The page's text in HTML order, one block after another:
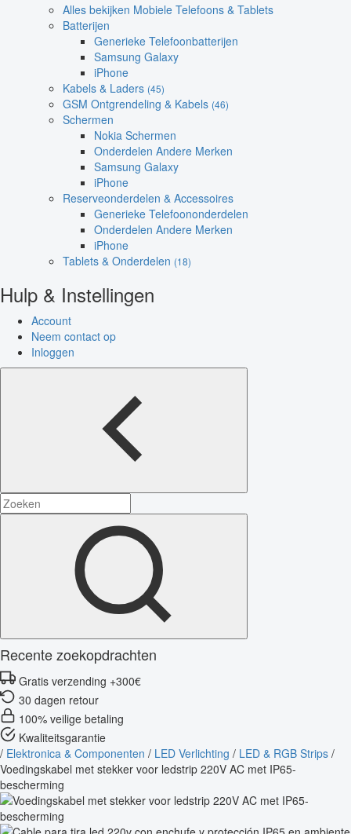
Alles bekijken Mobiele Telefoons & Tablets
Batterijen
Generieke Telefoonbatterijen
Samsung Galaxy
iPhone
Kabels & Laders (45)
GSM Ontgrendeling & Kabels (46)
Schermen
Nokia Schermen
Onderdelen Andere Merken
Samsung Galaxy
iPhone
Reserveonderdelen & Accessoires
Generieke Telefoononderdelen
Onderdelen Andere Merken
iPhone
Tablets & Onderdelen (18)
Hulp & Instellingen
Account
Neem contact op
Inloggen
Recente zoekopdrachten
Gratis verzending +300€
30 dagen retour
100% veilige betaling
Kwaliteitsgarantie
/ Elektronica & Componenten / LED Verlichting / LED & RGB Strips /
Voedingskabel met stekker voor ledstrip 220V AC met IP65-
bescherming